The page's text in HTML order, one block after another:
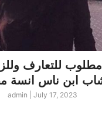
مطلوب للتعارف
admin July 17, 2023